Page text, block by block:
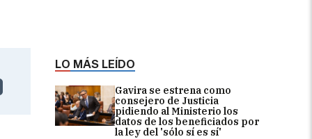
LO MÁS LEÍDO
Gavira se estrena como
consejero de Justicia
pidiendo al Ministerio los
datos de los beneficiados por
la ley del 'sólo sí es sí'